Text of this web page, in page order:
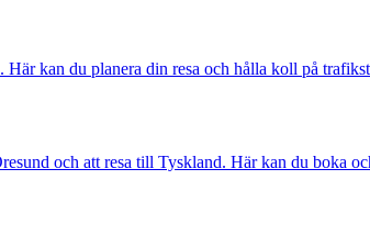
Här kan du planera din resa och hålla koll på
och att resa till Tyskland. Här kan du boka